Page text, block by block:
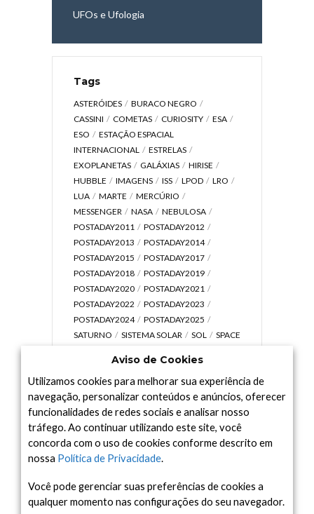
UFOs e Ufologia
Tags
ASTERÓIDES
BURACO NEGRO
CASSINI
COMETAS CURIOSITY
ESA
ESO
ESTAÇÃO ESPACIAL
INTERNACIONAL
ESTRELAS
EXOPLANETAS
GALÁXIAS
HIRISE
HUBBLE
IMAGENS ISS LPOD
LRO
LUA
MARTE
MERCÚRIO
MESSENGER
NASA
NEBULOSA
POSTADAY2011
POSTADAY2012
POSTADAY2013
POSTADAY2014
POSTADAY2015
POSTADAY2017
POSTADAY2018
POSTADAY2019
POSTADAY2020
POSTADAY2021
POSTADAY2022
POSTADAY2023
POSTADAY2024
POSTADAY2025
SATURNO
SISTEMA SOLAR SOL
SPACE
UNIVERSO
VÍDEO
Arquivo
Arquivo
Aviso de Cookies
Utilizamos cookies para melhorar sua experiência de
navegação, personalizar conteúdos e anúncios, oferecer
funcionalidades de redes sociais e analisar nosso
tráfego. Ao continuar utilizando este site, você
concorda com o uso de cookies conforme descrito em
nossa Política de Privacidade.
Você pode gerenciar suas preferências de cookies a
qualquer momento nas configurações do seu navegador.